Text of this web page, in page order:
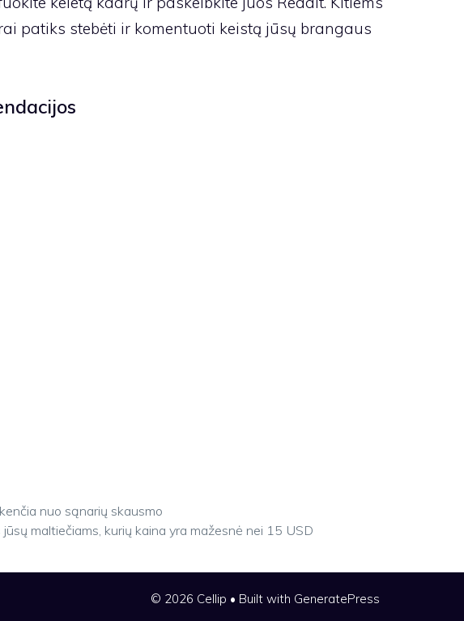
patiks stebėti ir komentuoti keistą jūsų brangaus
nuo sąnarių skausmo
maltiečiams, kurių kaina yra mažesnė nei 15 USD
© 2026 Cellip • Built with GeneratePress